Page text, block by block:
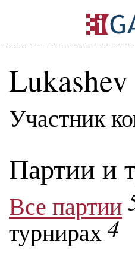
Lukashev
Участник
Партии и
Все партии
турнирах4